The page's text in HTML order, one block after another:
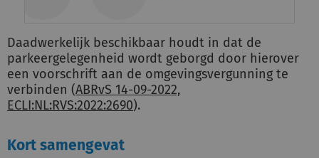
Daadwerkelijk beschikbaar houdt in dat de
parkeergelegenheid wordt geborgd door hierover
een voorschrift aan de omgevingsvergunning te
verbinden (ABRvS 14-09-2022,
ECLI:NL:RVS:2022:2690).
Kort samengevat